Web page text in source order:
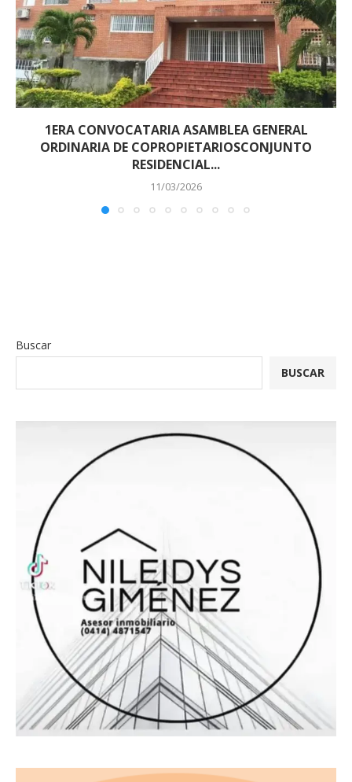
1ERA CONVOCATARIA ASAMBLEA GENERAL
ORDINARIA DE COPROPIETARIOSCONJUNTO
RESIDENCIAL...
11/03/2026
Buscar
BUSCAR